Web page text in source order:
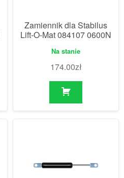
Zamiennik dla Stabilus
Lift-O-Mat 084107 0600N
Na stanie
174.00zł